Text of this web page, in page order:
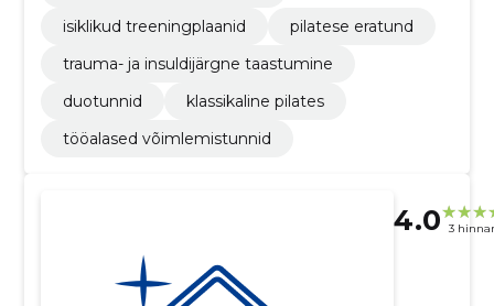
isiklikud treeningplaanid
pilatese eratund
trauma- ja insuldijärgne taastumine
duotunnid
klassikaline pilates
tööalased võimlemistunnid
4.0 3